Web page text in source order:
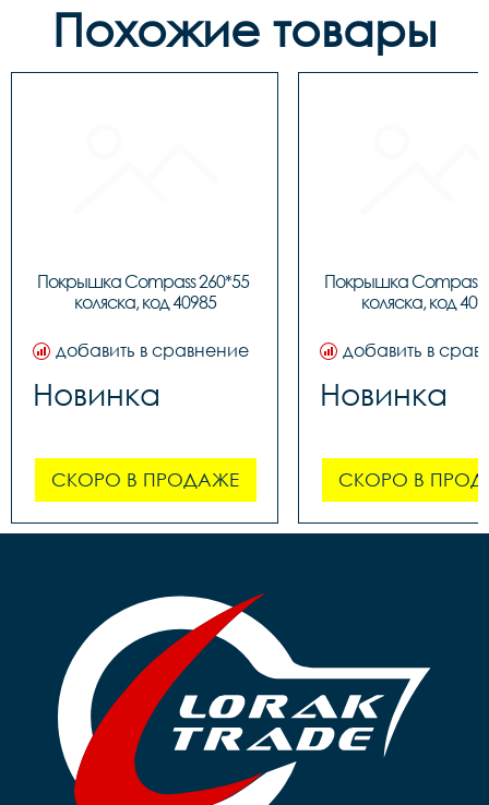
Похожие товары
Покрышка Compass 260*55
коляска, код 40985
добавить в сравнение
Новинка
СКОРО В ПРОДАЖЕ
Покрышка Compass
коляска, код
добавить в
Новинка
СКОРО В